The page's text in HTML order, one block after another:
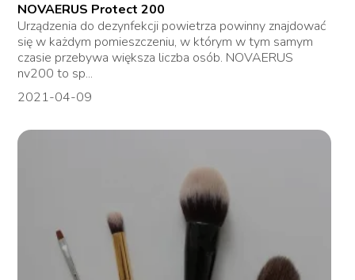
NOVAERUS Protect 200
Urządzenia do dezynfekcji powietrza powinny znajdować
się w każdym pomieszczeniu, w którym w tym samym
czasie przebywa większa liczba osób. NOVAERUS
nv200 to sp...
2021-04-09